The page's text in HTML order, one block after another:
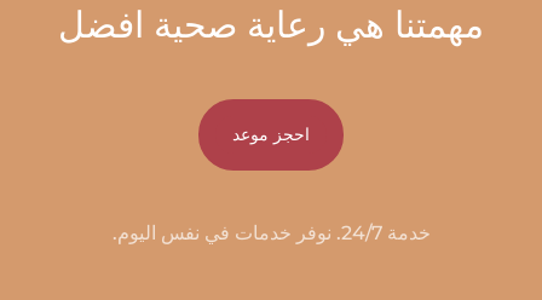
مهمتنا هي رعاية صحية افضل
احجز موعد
خدمة 24/7. نوفر خدمات في نفس اليوم.